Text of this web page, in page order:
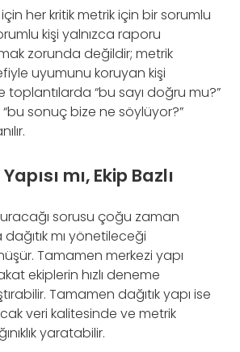
her kritik metrik için bir sorumlu
kişi yalnızca raporu
zorunda değildir; metrik
uyumunu koruyan kişi
toplantılarda “bu sayı doğru mu?”
“bu sonuç bize ne söylüyor?”
mı, Ekip Bazlı
sorusu çoğu zaman
mı yönetileceği
Tamamen merkezi yapı
ekiplerin hızlı deneme
Tamamen dağıtık yapı ise
veri kalitesinde ve metrik
yaratabilir.